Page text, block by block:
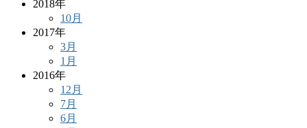
2018年
10月
2017年
3月
1月
2016年
12月
7月
6月